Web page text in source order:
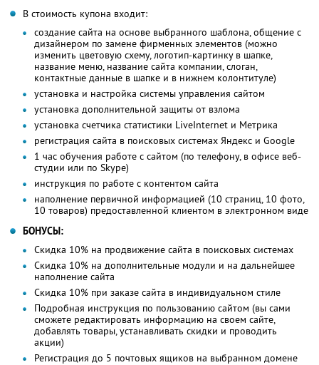
В стоимость купона входит:
создание сайта на основе выбранного шаблона, общение с
дизайнером по замене фирменных элементов (можно
изменить цветовую схему, логотип-картинку в шапке,
название меню, название сайта компании, слоган,
контактные данные в шапке и в нижнем колонтитуле)
установка и настройка системы управления сайтом
установка дополнительной защиты от взлома
установка счетчика статистики LiveInternet и Метрика
регистрация сайта в поисковых системах Яндекс и Google
1 час обучения работе с сайтом (по телефону, в офисе веб-
студии или по Skype)
инструкция по работе с контентом сайта
наполнение первичной информацией (10 страниц, 10 фото,
10 товаров) предоставленной клиентом в электронном виде
БОНУСЫ:
Скидка 10% на продвижение сайта в поисковых системах
Скидка 10% на дополнительные модули и на дальнейшее
наполнение сайта
Скидка 10% при заказе сайта в индивидуальном стиле
Подробная инструкция по пользованию сайтом (вы сами
сможете редактировать информацию на своем сайте,
добавлять товары, устанавливать скидки и проводить
акции)
Регистрация до 5 почтовых ящиков на выбранном домене